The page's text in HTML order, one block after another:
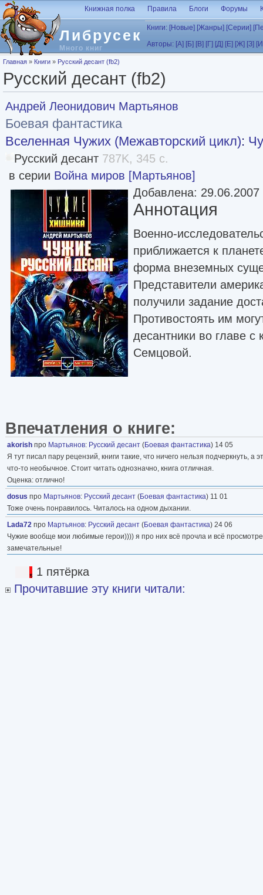
Перейти к основному содержанию
Либрусек
Много книг
Книжная полка Правила Блоги Форумы
Книги: [Новые] [Жанры] [Серии]
Авторы: [А] [Б] [В] [Г] [Д] [Е] [Ж] [З]
Вы здесь
Главная » Книги » Русский десант (fb2)
Русский десант (fb2)
Андрей Леонидович Мартьянов
Боевая фантастика
Вселенная Чужих (Межавторский цикл):
Русский десант 787K, 345 с.
в серии Война миров [Мартьянов]
Добавлена: 29.06.2007
Аннотация
Военно-
приближается к
форма внеземных
Представители
получили задание
Противостоять им
десантники во главе
Семцовой.
Впечатления о книге:
akorish про Мартьянов: Русский десант (Боевая фантастика) 14 05
Я тут писал пару рецензий, книги такие, что ничего нельзя подчеркнуть, а
что-то необычное. Стоит читать однозначно, книга отличная.
Оценка: отлично!
dosus про Мартьянов: Русский десант (Боевая фантастика) 11 01
Тоже очень понравилось. Читалось на одном дыхании.
Lada72 про Мартьянов: Русский десант (Боевая фантастика) 24 06
Чужие вообще мои любимые герои)))) я про них всё прочла и всё
замечательные!
1 пятёрка
Прочитавшие эту книги читали: